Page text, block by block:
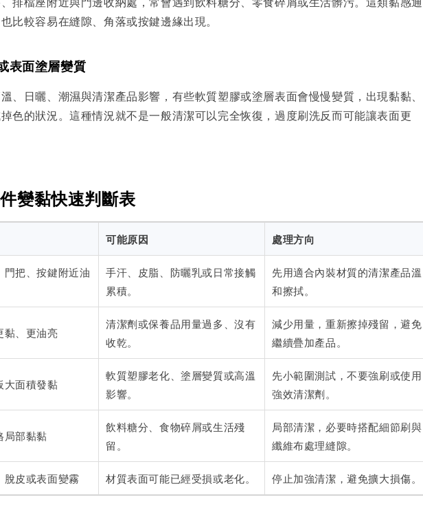
比較容易在縫隙、角落或按鍵邊緣出現。
表面塗層變質
、日曬、潮濕與清潔產品影響，有些軟質塑膠或塗層表面會慢慢變質，出現黏黏、
色的狀況。這種情況就不是一般清潔可以完全恢復，過度刷洗反而可能讓表面更
變黏快速判斷表
可能原因 處理方向
門把、按鍵附近油
手汗、皮脂、防曬乳或日常接觸
累積。
先用適合內裝材質的清潔產品溫
和擦拭。
黏、更油亮
清潔劑或保養品用量過多、沒有
收乾。
減少用量，重新擦掉殘留，避免
繼續疊加產品。
大面積發黏
軟質塑膠老化、塗層變質或高溫
影響。
先小範圍測試，不要強刷或使用
強效清潔劑。
局部黏黏
飲料糖分、食物碎屑或生活殘
留。
局部清潔，必要時搭配細節刷與
纖維布處理縫隙。
脫皮或表面變霧 材質表面可能已經受損或老化。 停止加強清潔，避免擴大損傷。